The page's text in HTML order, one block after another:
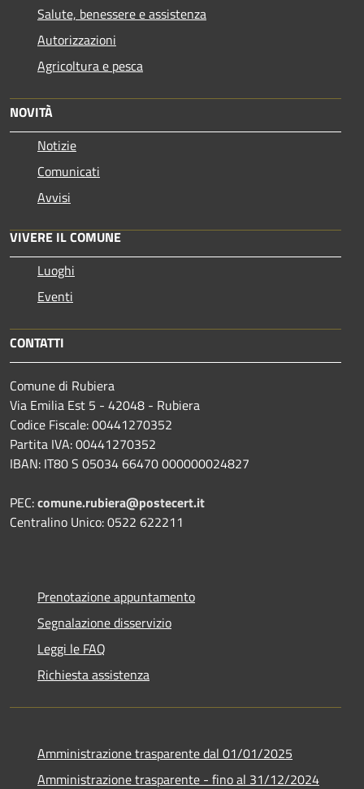
Salute, benessere e assistenza
Autorizzazioni
Agricoltura e pesca
NOVITÀ
Notizie
Comunicati
Avvisi
VIVERE IL COMUNE
Luoghi
Eventi
CONTATTI
Comune di Rubiera
Via Emilia Est 5 - 42048 - Rubiera
Codice Fiscale: 00441270352
Partita IVA: 00441270352
IBAN: IT80 S 05034 66470 000000024827
PEC:comune.rubiera@postecert.it
Centralino Unico: 0522 622211
Prenotazione appuntamento
Segnalazione disservizio
Leggi le FAQ
Richiesta assistenza
Amministrazione trasparente dal 01/01/2025
Amministrazione trasparente - fino al 31/12/2024